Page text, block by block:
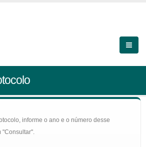
informe o ano e o número desse
"Consultar".